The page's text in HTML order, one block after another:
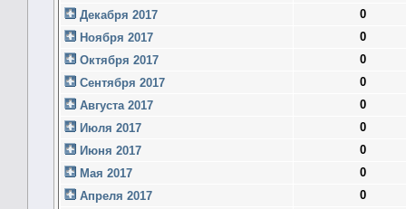
Декабря 2017
0
Ноября 2017
0
Октября 2017
0
Сентября 2017
0
Августа 2017
0
Июля 2017
0
Июня 2017
0
Мая 2017
0
Апреля 2017
0